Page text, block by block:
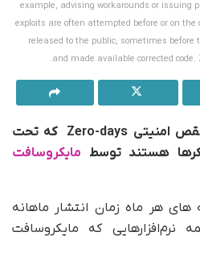
example, advising workarounds or issuing
exploits are often attempted before or on
released to the public; sometimes before
and made available corrected
وصله‌های امنیتی برای 6 نقص امنیتی Zero-days که تحت
هستند توسط مایکروسافت
هر ماه زمان انتشار ماهانه
نرم‌افزارهایی که مایکروسافت